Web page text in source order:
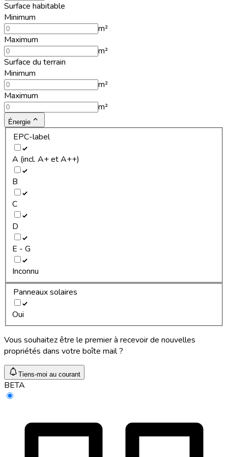
Surface habitable
Minimum
m²
Maximum
m²
Surface du terrain
Minimum
m²
Maximum
m²
Énergie
EPC-label
A (incl. A+ et A++)
B
C
D
E - G
Inconnu
Panneaux solaires
Oui
Vous souhaitez être le premier à recevoir de nouvelles
propriétés dans votre boîte mail ?
Tiens-moi au courant
BETA